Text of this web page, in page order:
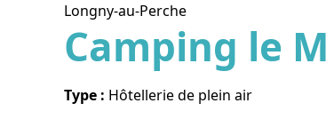
Longny-au-Perche
Camping le
Type : Hôtellerie de plein air